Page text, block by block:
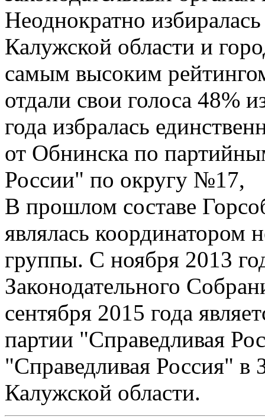
Неоднократно
Калужской области и
самым высоким
отдали свои голоса 48%
года избралась
от Обнинска по
России" по округу №17,
В прошлом составе
являлась координатором
группы. С ноября 2013
Законодательного
сентября 2015 года
партии "Справедливая
"Справедливая Россия" в
Калужской области.